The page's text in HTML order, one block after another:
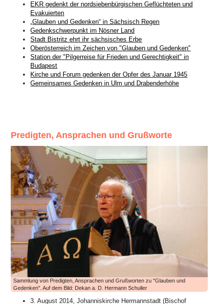
EKR gedenkt der nordsiebenbürgischen Geflüchteten und
Evakuierten
„Glauben und Gedenken“ in Sächsisch Regen
Gedenkschwerpunkt im Nösner Land
Stadt Bistritz ehrt ihr sächsisches Erbe
Oberösterreich im Zeichen von "Glauben und Gedenken"
Station der "Pilgerreise für Frieden und Gerechtigkeit" in
Budapest
Kirche und Forum gedenken der Opfer des Januar 1945
Gemeinsames Gedenken in Ulm und Drabenderhöhe
Predigten, Ansprachen und Grußworte
Sammlung von Predigten, Ansprachen und Grußworten zu "Glauben und
Gedenken". Auf dem Bild: Dekan a. D. Hermann Schuller
3. August 2014, Johanniskirche Hermannstadt (Bischof